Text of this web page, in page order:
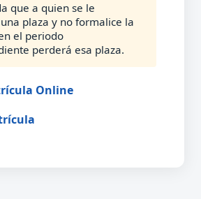
que a quien se le
plaza y no formalice la
el periodo
perderá esa plaza.
Online